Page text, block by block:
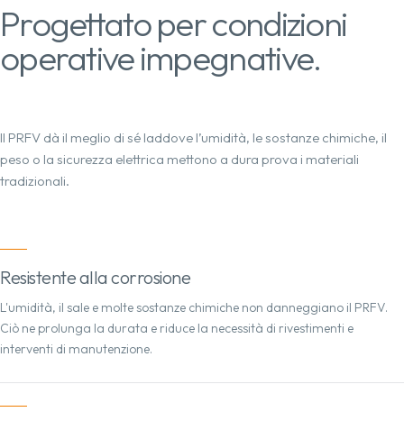
Progettato per condizioni
operative impegnative.
Il PRFV dà il meglio di sé laddove l’umidità, le sostanze chimiche, il
peso o la sicurezza elettrica mettono a dura prova i materiali
tradizionali.
Resistente alla corrosione
L'umidità, il sale e molte sostanze chimiche non danneggiano il PRFV.
Ciò ne prolunga la durata e riduce la necessità di rivestimenti e
interventi di manutenzione.